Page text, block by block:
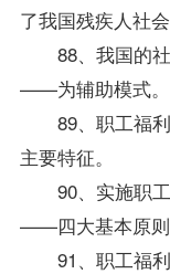
了我国残疾人社
88、我国的社
——为辅助模式。
89、职工福
主要特征。
90、实施职
——四大基本原则
91、职工福